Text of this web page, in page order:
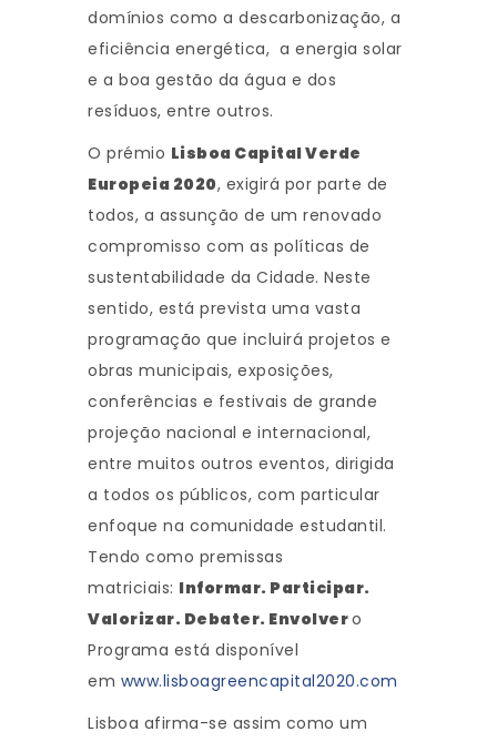
domínios como a descarbonização, a
eficiência energética, a energia solar
e a boa gestão da água e dos
resíduos, entre outros.
O prémio Lisboa Capital Verde
Europeia 2020, exigirá por parte de
todos, a assunção de um renovado
compromisso com as políticas de
sustentabilidade da Cidade. Neste
sentido, está prevista uma vasta
programação que incluirá projetos e
obras municipais, exposições,
conferências e festivais de grande
projeção nacional e internacional,
entre muitos outros eventos, dirigida
a todos os públicos, com particular
enfoque na comunidade estudantil.
Tendo como premissas
matriciais: Informar. Participar.
Valorizar. Debater. Envolvero
Programa está disponível
em www.lisboagreencapital2020.com
Lisboa afirma-se assim como um